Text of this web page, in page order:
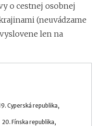
o cestnej osobnej
(neuvádzame
len na
Cyperská republika,
20. Fínska republika,